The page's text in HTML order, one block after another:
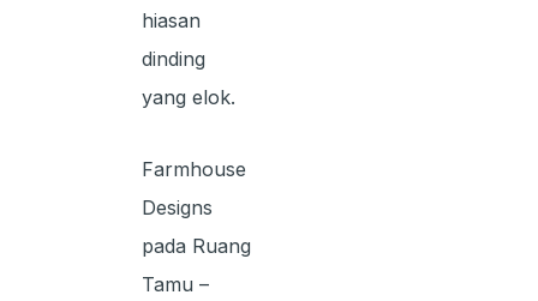
hiasan
dinding
yang elok.
Farmhouse
Designs
pada Ruang
Tamu –